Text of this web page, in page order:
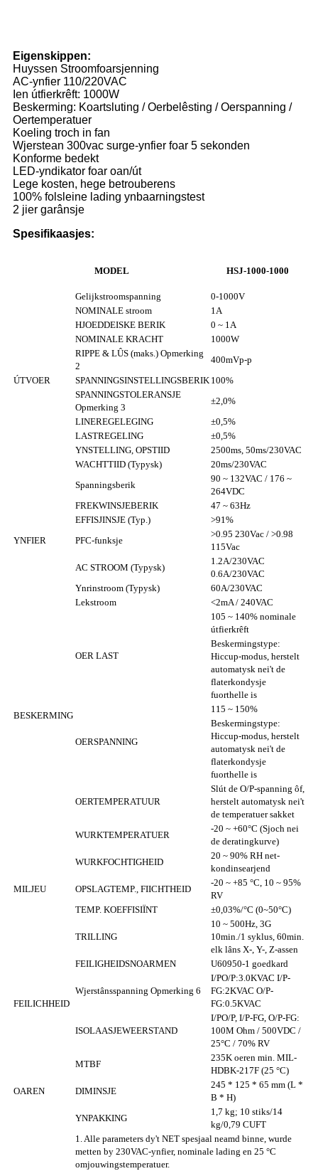
Eigenskippen:
Huyssen Stroomfoarsjenning
AC-ynfier 110/220VAC
Ien útfierkrêft: 1000W
Beskerming: Koartsluting / Oerbelêsting / Oerspanning /
Oertemperatuer
Koeling troch in fan
Wjerstean 300vac surge-ynfier foar 5 sekonden
Konforme bedekt
LED-yndikator foar oan/út
Lege kosten, hege betrouberens
100% folsleine lading ynbaarningstest
2 jier garânsje
Spesifikaasjes:
MODEL HSJ-1000-1000
ÚTVOER
Gelijkstroomspanning
0-1000V
NOMINALE stroom
1A
HJOEDDEISKE BERIK
0 ~ 1A
NOMINALE KRACHT
1000W
RIPPE & LÛS (maks.) Opmerking
2
400mVp-p
SPANNINGSINSTELLINGSBERIK 100%
SPANNINGSTOLERANSJE
Opmerking 3
±2,0%
LINEREGELEGING
±0,5%
LASTREGELING
±0,5%
YNSTELLING, OPSTIID
2500ms, 50ms/230VAC
WACHTTIID (Typysk)
20ms/230VAC
YNFIER
Spanningsberik
90 ~ 132VAC / 176 ~
264VDC
FREKWINSJEBERIK
47 ~ 63Hz
EFFISJINSJE (Typ.)
>91%
PFC-funksje
>0.95 230Vac / >0.98
115Vac
AC STROOM (Typysk)
1.2A/230VAC
0.6A/230VAC
Ynrinstroom (Typysk)
60A/230VAC
Lekstroom
<2mA / 240VAC
BESKERMING
OER LAST
105 ~ 140% nominale
útfierkrêft
Beskermingstype:
Hiccup-modus, herstelt
automatysk nei't de
flaterkondysje
fuorthelle is
OERSPANNING
115 ~ 150%
Beskermingstype:
Hiccup-modus, herstelt
automatysk nei't de
flaterkondysje
fuorthelle is
OERTEMPERATUUR
Slút de O/P-spanning ôf,
herstelt automatysk nei't
de temperatuer sakket
MILJEU
WURKTEMPERATUER
-20 ~ +60°C (Sjoch nei
de deratingkurve)
WURKFOCHTIGHEID
20 ~ 90% RH net-
kondinsearjend
OPSLAGTEMP., FIICHTHEID
-20 ~ +85 °C, 10 ~ 95%
RV
TEMP. KOEFFISIÏNT
±0,03%/°C (0~50°C)
TRILLING
10 ~ 500Hz, 3G
10min./1 syklus, 60min.
elk lâns X-, Y-, Z-assen
FEILICHHEID
FEILIGHEIDSNOARMEN U60950-1 goedkard
Wjerstânsspanning Opmerking 6
I/PO/P:3.0KVAC I/P-
FG:2KVAC O/P-
FG:0.5KVAC
ISOLAASJEWEERSTAND
I/PO/P, I/P-FG, O/P-FG:
100M Ohm / 500VDC /
25°C / 70% RV
OAREN
MTBF
235K oeren min. MIL-
HDBK-217F (25 °C)
DIMINSJE
245 * 125 * 65 mm (L *
B * H)
YNPAKKING
1,7 kg; 10 stiks/14
kg/0,79 CUFT
1. Alle parameters dy't NET spesjaal neamd binne, wurde
metten by 230VAC-ynfier, nominale lading en 25 °C
omjouwingstemperatuer.